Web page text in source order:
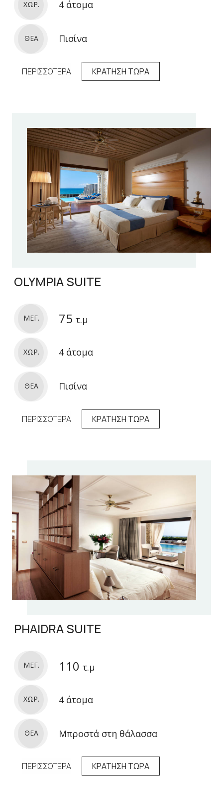
ΧΩΡ. 4 άτομα
ΘΕΑ Πισίνα
ΠΕΡΙΣΣΟΤΕΡΑ ΚΡΑΤΗΣΗ ΤΩΡΑ
OLYMPIA SUITE
ΜΕΓ. 75 τ.μ
ΧΩΡ. 4 άτομα
ΘΕΑ Πισίνα
ΠΕΡΙΣΣΟΤΕΡΑ ΚΡΑΤΗΣΗ ΤΩΡΑ
PHAIDRA SUITE
ΜΕΓ. 110 τ.μ
ΧΩΡ. 4 άτομα
ΘΕΑ Μπροστά στη θάλασσα
ΠΕΡΙΣΣΟΤΕΡΑ ΚΡΑΤΗΣΗ ΤΩΡΑ